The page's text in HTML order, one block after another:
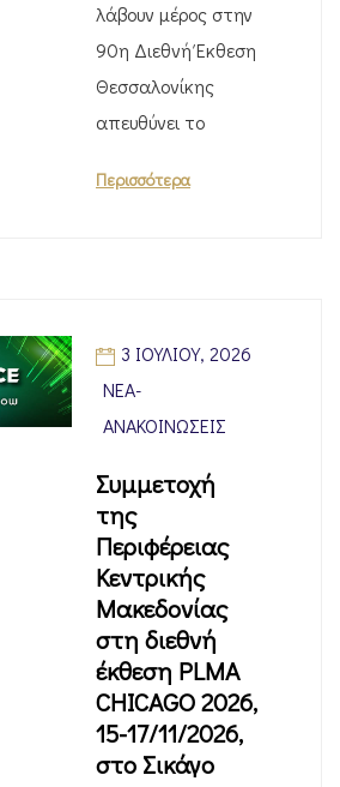
λάβουν μέρος στην
90η Διεθνή Έκθεση
Θεσσαλονίκης
απευθύνει το
Περισσότερα
3 ΙΟΥΛΊΟΥ, 2026
ΝΈΑ-
ΑΝΑΚΟΙΝΏΣΕΙΣ
Συμμετοχή
της
Περιφέρειας
Κεντρικής
Μακεδονίας
στη διεθνή
έκθεση PLMA
CHICAGO 2026,
15-17/11/2026,
στο Σικάγο